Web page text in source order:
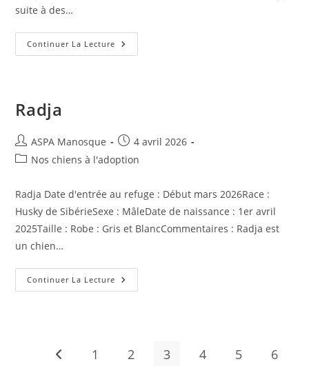
suite à des…
Continuer La Lecture Mambo
Radja
Auteur/autrice
de
ASPA Manosque
Publication
publiée :
4 avril 2026
PostNos chiens à l'adoption
Radja Date d'entrée au refuge : Début mars 2026Race :
Husky de SibérieSexe : MâleDate de naissance : 1er avril
2025Taille : Robe : Gris et BlancCommentaires : Radja est
un chien…
Continuer La Lecture Radja
Go to the previous page
1 2 3 4 5
6